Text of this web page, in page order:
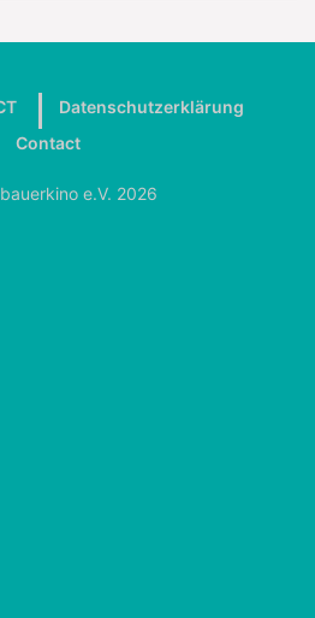
Datenschutzerklärung
Contact
e.V. 2026